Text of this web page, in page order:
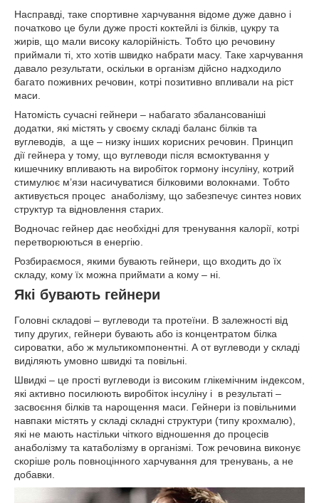
Насправді, таке спортивне харчування відоме дуже давно і
початково це були дуже прості коктейлі із білків, цукру та
жирів, що мали високу калорійність. Тобто цю речовину
приймали ті, хто хотів швидко набрати масу. Таке харчування
давало результати, оскільки в організм дійсно надходило
багато поживних речовин, котрі позитивно впливали на ріст
маси.
Натомість сучасні гейнери – набагато збалансованіші
додатки, які містять у своєму складі баланс білків та
вуглеводів, а ще – низку інших корисних речовин. Принцип
дії гейнера у тому, що вуглеводи після всмоктування у
кишечнику впливають на виробіток гормону інсуліну, котрий
стимулює м’язи насичуватися білковими волокнами. Тобто
активується процес анаболізму, що забезпечує синтез нових
структур та відновлення старих.
Водночас гейнер дає необхідні для тренування калорії, котрі
перетворюються в енергію.
Розбираємося, якими бувають гейнери, що входить до їх
складу, кому їх можна приймати а кому – ні.
Які бувають гейнери
Головні складові – вуглеводи та протеїни. В залежності від
типу других, гейнери бувають або із концентратом білка
сироватки, або ж мультикомпонентні. А от вуглеводи у складі
виділяють умовно швидкі та повільні.
Швидкі – це прості вуглеводи із високим глікемічним індексом,
які активно посилюють виробіток інсуліну і в результаті –
засвоєння білків та нарощення маси. Гейнери із повільними
навпаки містять у складі складні структури (типу крохмалю),
які не мають настільки чіткого відношення до процесів
анаболізму та катаболізму в організмі. Тож речовина виконує
скоріше роль повноцінного харчування для тренувань, а не
добавки.